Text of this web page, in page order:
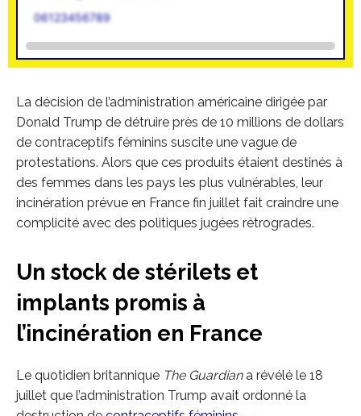
06123456789
La décision de l’administration américaine dirigée par
Donald Trump de détruire près de 10 millions de dollars
de contraceptifs féminins suscite une vague de
protestations. Alors que ces produits étaient destinés à
des femmes dans les pays les plus vulnérables, leur
incinération prévue en France fin juillet fait craindre une
complicité avec des politiques jugées rétrogrades.
Un stock de stérilets et
implants promis à
l’incinération en France
Le quotidien britannique The Guardiana révélé le 18
juillet que l’administration Trump avait ordonné la